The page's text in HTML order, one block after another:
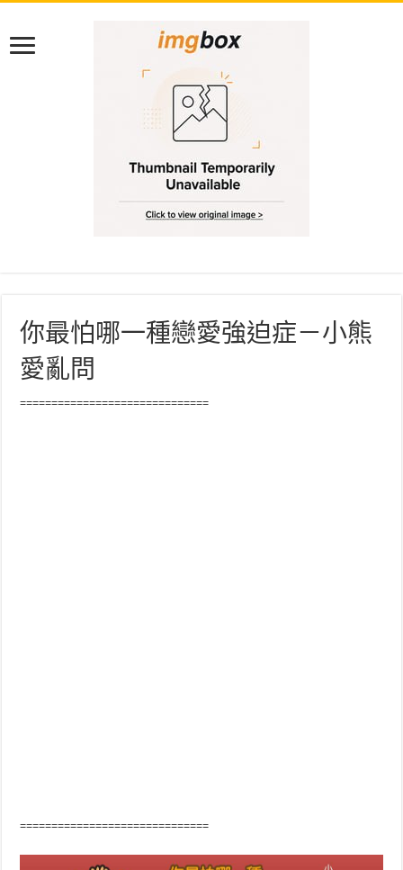
你最怕哪一種戀愛強迫症－小熊
愛亂問
==============================
==============================